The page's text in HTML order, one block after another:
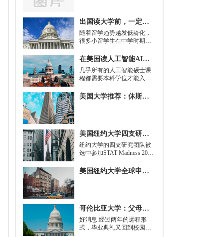
出国读大学前，一定要培养的基本生活技能有哪些？
随着留学趋势越发低龄化，
很多小留学生在中学时期就
其实都是为了大学生活做准
在美国读人工智能AI硕士入学条件及大学推荐
几乎所有的人工智能硕士课
程都需要本科学位才能入
需要特定领域的本科学位。
下，你只需要一个理论基础
就可以开始就读这类项目：
即先参加几门先修课程，通
常包括程序语言，如
Python、微积分和计算机科
学相关课程。
美国大学推荐：休斯顿的大学
美国纽约大学四支研究团队被选中参加STAT Madness 2022竞赛
​纽约大学的四支研究团队被
选中参加STAT Madness 2022
三月疯狂启发的健康和科学
领域最佳创新线上锦标赛。
美国纽约大学全球申请群体规模不断扩大
哥伦比亚大学：父母参加毕业典礼可以做什么？
好消息:经过两年的远程形
式，毕业典礼又回到校园了!